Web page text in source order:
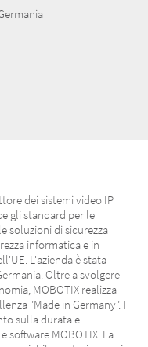
dei sistemi video IP
gli standard per le
soluzioni di sicurezza
informatica e in
L'azienda è stata
Oltre a svolgere
MOBOTIX realizza
"Made in Germany". I
sulla durata e
software MOBOTIX. La